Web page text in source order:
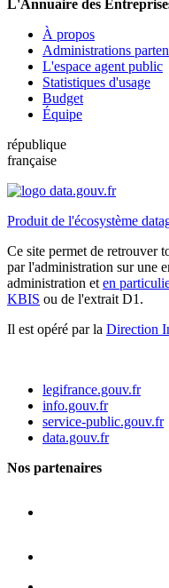
L'Annuaire des
À propos
Administrations
L'espace agent public
Statistiques d'usage
Budget
Équipe
république
française
Produit de l'écosystème
Ce site permet de retrouver
par l'administration sur une
administration et en
KBIS ou de l'extrait D1.
Il est opéré par la Direction
legifrance.gouv.fr
info.gouv.fr
service-public.gouv.fr
data.gouv.fr
Nos partenaires